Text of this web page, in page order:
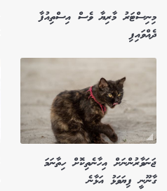
މިނިސްޓަރު މާރިޔާ ވެސް އިސްތިއުފާ
ދެއްވައިފި
ޖަނަވާރުންނަށް އިހާނެތިކޮށް ހިތާނަމަ
ގާނޫނީ ފިޔަވަޅު އަޅާނެ